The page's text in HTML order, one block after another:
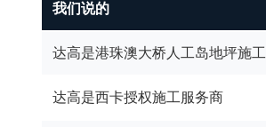
我们说的
达高是港珠澳大桥人工岛地坪施
达高是西卡授权施工服务商